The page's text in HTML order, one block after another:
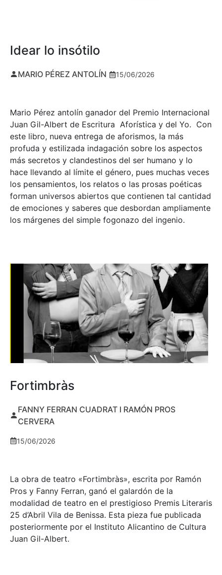
Idear lo insótilo
MARIO PÉREZ ANTOLÍN 15/06/2026
Mario Pérez antolín ganador del Premio Internacional
Juan Gil-Albert de Escritura Aforística y del Yo. Con
este libro, nueva entrega de aforismos, la más
profuda y estilizada indagación sobre los aspectos
más secretos y clandestinos del ser humano y lo
hace llevando al límite el género, pues muchas veces
los pensamientos, los relatos o las prosas poéticas
forman universos abiertos que contienen tal cantidad
de emociones y saberes que desbordan ampliamente
los márgenes del simple fogonazo del ingenio.
Fortimbràs
FANNY FERRAN CUADRAT I RAMÓN PROS
CERVERA
15/06/2026
La obra de teatro «Fortimbràs», escrita por Ramón
Pros y Fanny Ferran, ganó el galardón de la
modalidad de teatro en el prestigioso Premis Literaris
25 d’Abril Vila de Benissa. Esta pieza fue publicada
posteriormente por el Instituto Alicantino de Cultura
Juan Gil-Albert.